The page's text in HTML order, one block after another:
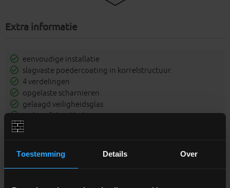
Toestemming Details Over
Extra informatie
eenvoudige installatie
slagvaste poedercoating in korrelstructuur.
4 verdelingen
opgelaste scharnieren
gelaagd veiligheidsglas
inclusief deurklink
100% handgemaakt
hoogte van 201.4cm.